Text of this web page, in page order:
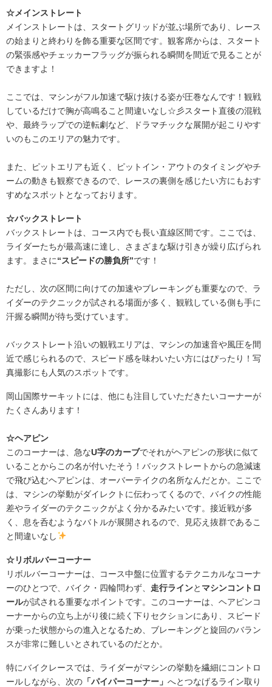
☆メインストレート
メインストレートは、スタートグリッドが並ぶ場所であり、レース
の始まりと終わりを飾る重要な区間です。観客席からは、スタート
の緊張感やチェッカーフラッグが振られる瞬間を間近で見ることが
できますよ！
ここでは、マシンがフル加速で駆け抜ける姿が圧巻なんです！観戦
しているだけで胸が高鳴ること間違いなし☆彡スタート直後の混戦
や、最終ラップでの逆転劇など、ドラマチックな展開が起こりやす
いのもこのエリアの魅力です。
また、ピットエリアも近く、ピットイン・アウトのタイミングやチ
ームの動きも観察できるので、レースの裏側を感じたい方にもおす
すめなスポットとなっております。
☆バックストレート
バックストレートは、コース内でも長い直線区間です。ここでは、
ライダーたちが最高速に達し、さまざまな駆け引きが繰り広げられ
ます。まさに“スピードの勝負所”です！
ただし、次の区間に向けての加速やブレーキングも重要なので、ラ
イダーのテクニックが試される場面が多く、観戦している側も手に
汗握る瞬間が待ち受けています。
バックストレート沿いの観戦エリアは、マシンの加速音や風圧を間
近で感じられるので、スピード感を味わいたい方にはぴったり！写
真撮影にも人気のスポットです。
岡山国際サーキットには、他にも注目していただきたいコーナーが
たくさんあります！
☆ヘアピン
このコーナーは、急なU字のカーブでそれがヘアピンの形状に似て
いることからこの名が付いたそう！バックストレートからの急減速
で飛び込むヘアピンは、オーバーテイクの名所なんだとか。ここで
は、マシンの挙動がダイレクトに伝わってくるので、バイクの性能
差やライダーのテクニックがよく分かるみたいです。接近戦が多
く、息を呑むようなバトルが展開されるので、見応え抜群であるこ
と間違いなし
☆リボルバーコーナー
リボルバーコーナーは、コース中盤に位置するテクニカルなコーナ
ーのひとつで、バイク・四輪問わず、 走行ラインと マシンコントロ
ールが試される重要なポイントです。このコーナーは、ヘアピンコ
ーナーからの立ち上がり後に続く下りセクションにあり、スピード
が乗った状態からの進入となるため、ブレーキングと旋回のバラン
スが非常に難しいとされているのだとか。
特にバイクレースでは、ライダーがマシンの挙動を繊細にコントロ
ールしながら、次の 「パイパーコーナー」 へとつなげるライン取り